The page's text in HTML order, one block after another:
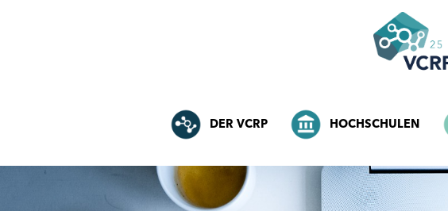
DER VCRP HOCHSCHULEN